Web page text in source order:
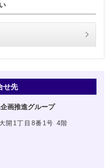
せ先
画推進グループ
開1丁目8番1号 4階